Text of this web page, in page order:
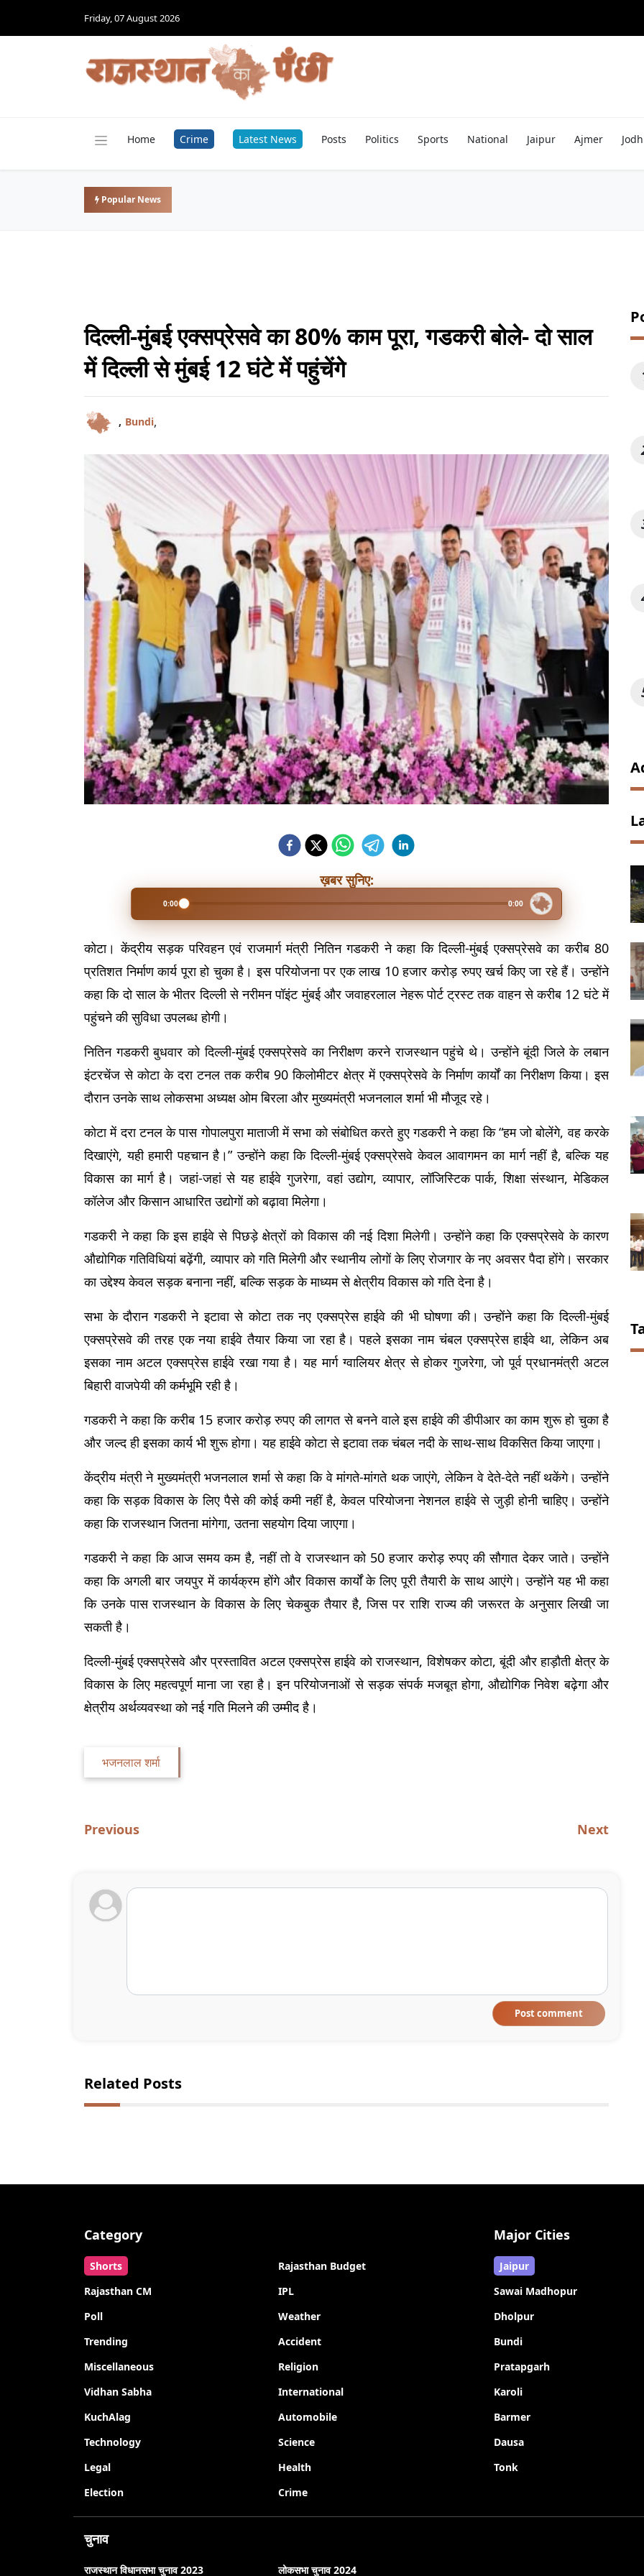
Friday, 07 August 2026
Home Crime Latest News Posts Politics Sports National Jaipur Ajmer
Popular News
दिल्ली-मुंबई एक्सप्रेसवे का 80% काम पूरा, गडकरी बोले- दो साल
में दिल्ली से मुंबई 12 घंटे में पहुंचेंगे
, Bundi,
ख़बर सुनिए:
0:00 0:00
कोटा। केंद्रीय सड़क परिवहन एवं राजमार्ग मंत्री नितिन गडकरी ने कहा कि दिल्ली-मुंबई एक्सप्रेसवे का करीब 80
प्रतिशत निर्माण कार्य पूरा हो चुका है। इस परियोजना पर एक लाख 10 हजार करोड़ रुपए खर्च किए जा रहे हैं। उन्होंने
कहा कि दो साल के भीतर दिल्ली से नरीमन पॉइंट मुंबई और जवाहरलाल नेहरू पोर्ट ट्रस्ट तक वाहन से करीब 12 घंटे में
पहुंचने की सुविधा उपलब्ध होगी।
नितिन गडकरी बुधवार को दिल्ली-मुंबई एक्सप्रेसवे का निरीक्षण करने राजस्थान पहुंचे थे। उन्होंने बूंदी जिले के लबान
इंटरचेंज से कोटा के दरा टनल तक करीब 90 किलोमीटर क्षेत्र में एक्सप्रेसवे के निर्माण कार्यों का निरीक्षण किया। इस
दौरान उनके साथ लोकसभा अध्यक्ष ओम बिरला और मुख्यमंत्री भजनलाल शर्मा भी मौजूद रहे।
कोटा में दरा टनल के पास गोपालपुरा माताजी में सभा को संबोधित करते हुए गडकरी ने कहा कि “हम जो बोलेंगे, वह करके
दिखाएंगे, यही हमारी पहचान है।” उन्होंने कहा कि दिल्ली-मुंबई एक्सप्रेसवे केवल आवागमन का मार्ग नहीं है, बल्कि यह
विकास का मार्ग है। जहां-जहां से यह हाईवे गुजरेगा, वहां उद्योग, व्यापार, लॉजिस्टिक पार्क, शिक्षा संस्थान, मेडिकल
कॉलेज और किसान आधारित उद्योगों को बढ़ावा मिलेगा।
गडकरी ने कहा कि इस हाईवे से पिछड़े क्षेत्रों को विकास की नई दिशा मिलेगी। उन्होंने कहा कि एक्सप्रेसवे के कारण
औद्योगिक गतिविधियां बढ़ेंगी, व्यापार को गति मिलेगी और स्थानीय लोगों के लिए रोजगार के नए अवसर पैदा होंगे। सरकार
का उद्देश्य केवल सड़क बनाना नहीं, बल्कि सड़क के माध्यम से क्षेत्रीय विकास को गति देना है।
सभा के दौरान गडकरी ने इटावा से कोटा तक नए एक्सप्रेस हाईवे की भी घोषणा की। उन्होंने कहा कि दिल्ली-मुंबई
एक्सप्रेसवे की तरह एक नया हाईवे तैयार किया जा रहा है। पहले इसका नाम चंबल एक्सप्रेस हाईवे था, लेकिन अब
इसका नाम अटल एक्सप्रेस हाईवे रखा गया है। यह मार्ग ग्वालियर क्षेत्र से होकर गुजरेगा, जो पूर्व प्रधानमंत्री अटल
बिहारी वाजपेयी की कर्मभूमि रही है।
गडकरी ने कहा कि करीब 15 हजार करोड़ रुपए की लागत से बनने वाले इस हाईवे की डीपीआर का काम शुरू हो चुका है
और जल्द ही इसका कार्य भी शुरू होगा। यह हाईवे कोटा से इटावा तक चंबल नदी के साथ-साथ विकसित किया जाएगा।
केंद्रीय मंत्री ने मुख्यमंत्री भजनलाल शर्मा से कहा कि वे मांगते-मांगते थक जाएंगे, लेकिन वे देते-देते नहीं थकेंगे। उन्होंने
कहा कि सड़क विकास के लिए पैसे की कोई कमी नहीं है, केवल परियोजना नेशनल हाईवे से जुड़ी होनी चाहिए। उन्होंने
कहा कि राजस्थान जितना मांगेगा, उतना सहयोग दिया जाएगा।
गडकरी ने कहा कि आज समय कम है, नहीं तो वे राजस्थान को 50 हजार करोड़ रुपए की सौगात देकर जाते। उन्होंने
कहा कि अगली बार जयपुर में कार्यक्रम होंगे और विकास कार्यों के लिए पूरी तैयारी के साथ आएंगे। उन्होंने यह भी कहा
कि उनके पास राजस्थान के विकास के लिए चेकबुक तैयार है, जिस पर राशि राज्य की जरूरत के अनुसार लिखी जा
सकती है।
दिल्ली-मुंबई एक्सप्रेसवे और प्रस्तावित अटल एक्सप्रेस हाईवे को राजस्थान, विशेषकर कोटा, बूंदी और हाड़ौती क्षेत्र के
विकास के लिए महत्वपूर्ण माना जा रहा है। इन परियोजनाओं से सड़क संपर्क मजबूत होगा, औद्योगिक निवेश बढ़ेगा और
क्षेत्रीय अर्थव्यवस्था को नई गति मिलने की उम्मीद है।
भजनलाल शर्मा
Previous Next
Post comment
Related Posts
Category
Shorts
Rajasthan Budget
Rajasthan CM
IPL
Poll
Weather
Trending
Accident
Miscellaneous
Religion
Vidhan Sabha
International
KuchAlag
Automobile
Technology
Science
Legal
Health
Election
Crime
Major Cities
Jaipur
Sawai Madhopur
Dholpur
Bundi
Pratapgarh
Karoli
Barmer
Dausa
Tonk
चुनाव
राजस्थान विधानसभा चुनाव 2023 लोकसभा चुनाव 2024